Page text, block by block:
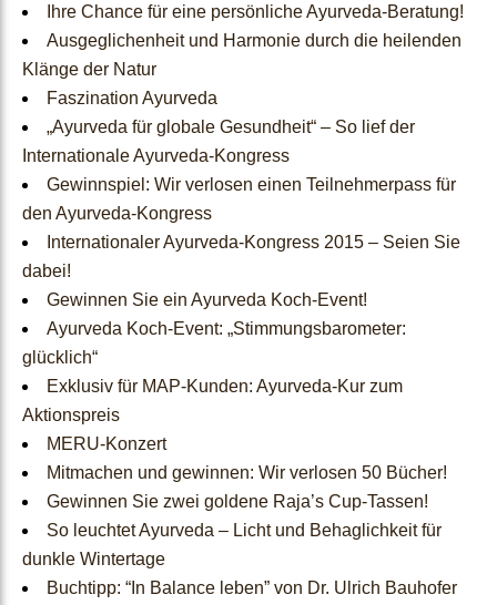
Anmeldung
Ärzte & Apotheken
Händlerbereich
Kostenlose Ayurveda
Online-Seminare
Heilpraktiker
Anmeldung
Ihre Chance für eine persönliche Ayurveda-Beratung!
Ausgeglichenheit und Harmonie durch die heilenden
Klänge der Natur
Faszination Ayurveda
„Ayurveda für globale Gesundheit“ – So lief der
Internationale Ayurveda-Kongress
Gewinnspiel: Wir verlosen einen Teilnehmerpass für
den Ayurveda-Kongress
dabei!
Gewinnen Sie ein Ayurveda Koch-Event!
Ayurveda Koch-Event: „Stimmungsbarometer:
glücklich“
Exklusiv für MAP-Kunden: Ayurveda-Kur zum
Aktionspreis
MERU-Konzert
Mitmachen und gewinnen: Wir verlosen 50 Bücher!
Gewinnen Sie zwei goldene Raja’s Cup-Tassen!
So leuchtet Ayurveda – Licht und Behaglichkeit für
dunkle Wintertage
Buchtipp: “In Balance leben” von Dr. Ulrich Bauhofer